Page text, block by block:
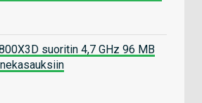
suoritin 4,7 GHz 96 MB